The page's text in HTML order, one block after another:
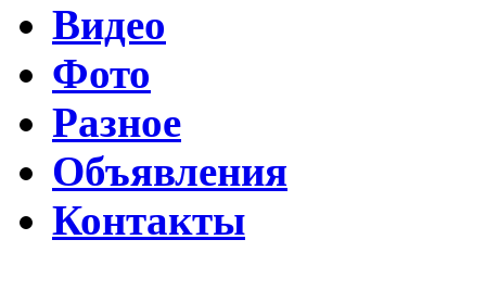
Видео
Фото
Разное
Объявления
Контакты